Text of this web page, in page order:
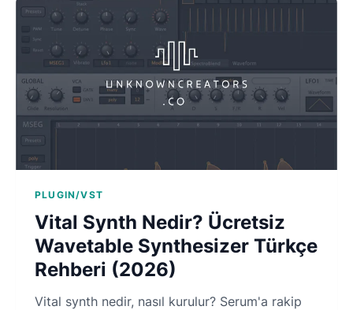
PLUGIN/VST
Vital Synth Nedir? Ücretsiz
Wavetable Synthesizer Türkçe
Rehberi (2026)
Vital synth nedir, nasıl kurulur? Serum'a rakip